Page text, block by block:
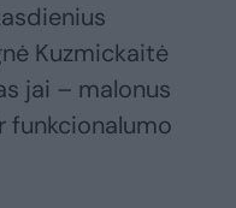
Kuzmickaitė
jai – malonus
funkcionalumo